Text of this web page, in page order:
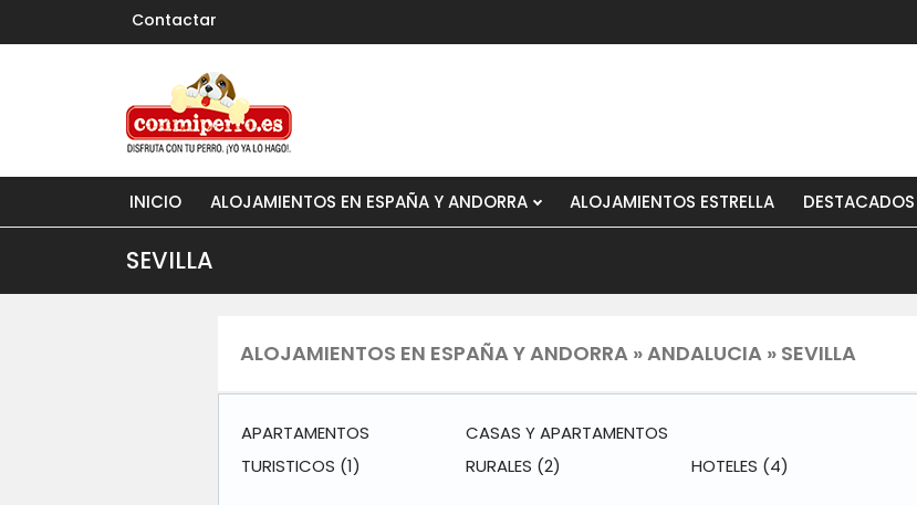
Contactar
INICIO ALOJAMIENTOS EN ESPAÑA Y ANDORRA ALOJAMIENTOS ESTRELLA DESTACADOS
SEVILLA
ALOJAMIENTOS EN ESPAÑA Y ANDORRA » ANDALUCIA » SEVILLA
APARTAMENTOS
TURISTICOS (1)
CASAS Y APARTAMENTOS
RURALES (2) HOTELES (4)